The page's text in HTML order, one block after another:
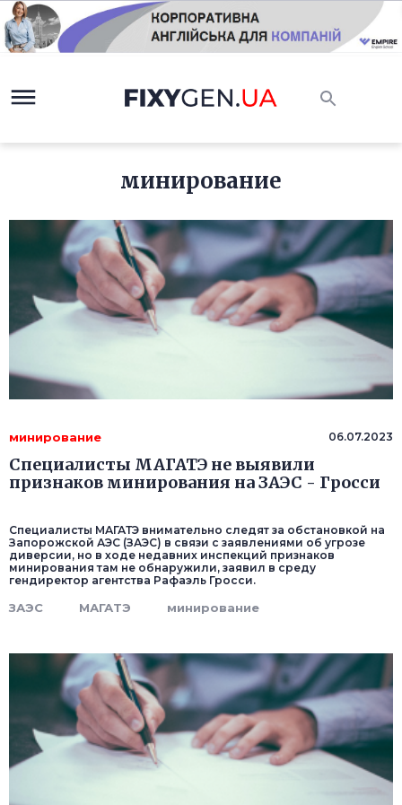
минирование
минирование 06.07.2023
Специалисты МАГАТЭ не выявили
признаков минирования на ЗАЭС - Гросси
Специалисты МАГАТЭ внимательно следят за обстановкой на
Запорожской АЭС (ЗАЭС) в связи с заявлениями об угрозе
диверсии, но в ходе недавних инспекций признаков
минирования там не обнаружили, заявил в среду
гендиректор агентства Рафаэль Гросси.
ЗАЭС МАГАТЭ минирование